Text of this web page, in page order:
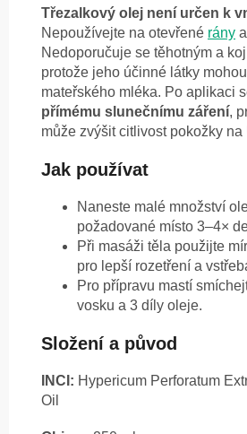
Třezalkový olej není určen k
Nepoužívejte na otevřené rány
Nedoporučuje se těhotným a
protože jeho účinné látky
mateřského mléka. Po aplikaci
přímému slunečnímu záření,
může zvýšit citlivost pokožky na
Jak používat
Naneste malé množství
požadované místo 3–4×
Při masáži těla použijte
pro lepší rozetření a
Pro přípravu mastí
vosku a 3 díly oleje.
Složení a původ
INCI: Hypericum Perforatum
Oil